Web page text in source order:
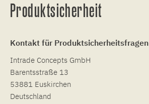
Produktsicherheit
Kontakt für
Intrade Concepts GmbH
Barentsstraße 13
53881 Euskirchen
Deutschland